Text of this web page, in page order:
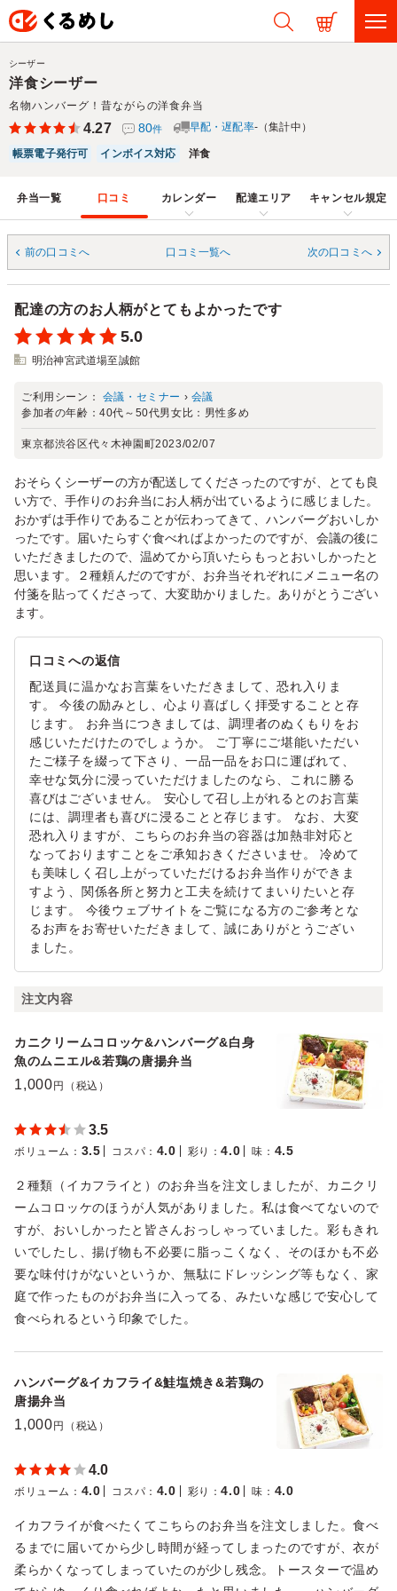
洋食シーザー
名物ハンバーグ！昔ながらの洋食弁当
シーザー
4.27 80件 早配・遅配率-（集計中）
帳票電子発行可 インボイス対応 洋食
弁当一覧 口コミ カレンダー 配達エリア キャンセル規定
前の口コミへ 口コミ一覧へ 次の口コミへ
配達の方のお人柄がとてもよかったです
5.0
明治神宮武道場至誠館
ご利用シーン： 会議・セミナー › 会議
参加者の年齢：40代～50代男女比： 男性多め
東京都渋谷区代々木神園町2023/02/07
おそらくシーザーの方が配送してくださったのですが、とても良
い方で、手作りのお弁当にお人柄が出ているように感じました。
おかずは手作りであることが伝わってきて、ハンバーグおいしか
ったです。届いたらすぐ食べればよかったのですが、会議の後に
いただきましたので、温めてから頂いたらもっとおいしかったと
思います。２種頼んだのですが、お弁当それぞれにメニュー名の
付箋を貼ってくださって、大変助かりました。ありがとうござい
ます。
口コミへの返信
配送員に温かなお言葉をいただきまして、恐れ入りま
す。 今後の励みとし、心より喜ばしく拝受することと存
じます。 お弁当につきましては、調理者のぬくもりをお
感じいただけたのでしょうか。 ご丁寧にご堪能いただい
たご様子を綴って下さり、一品一品をお口に運ばれて、
幸せな気分に浸っていただけましたのなら、これに勝る
喜びはございません。 安心して召し上がれるとのお言葉
には、調理者も喜びに浸ることと存じます。 なお、大変
恐れ入りますが、こちらのお弁当の容器は加熱非対応と
なっておりますことをご承知おきくださいませ。 冷めて
も美味しく召し上がっていただけるお弁当作りができま
すよう、関係各所と努力と工夫を続けてまいりたいと存
じます。 今後ウェブサイトをご覧になる方のご参考とな
るお声をお寄せいただきまして、誠にありがとうござい
ました。
注文内容
カニクリームコロッケ&ハンバーグ&白身
魚のムニエル&若鶏の唐揚弁当
1,000 円（税込）
3.5
ボリューム ： 3.5 コスパ ： 4.0 彩り ：4.0 味 ： 4.5
２種類（イカフライと）のお弁当を注文しましたが、カニクリ
ームコロッケのほうが人気がありました。私は食べてないので
すが、おいしかったと皆さんおっしゃっていました。彩もきれ
いでしたし、揚げ物も不必要に脂っこくなく、そのほかも不必
要な味付けがないというか、無駄にドレッシング等もなく、家
庭で作ったものがお弁当に入ってる、みたいな感じで安心して
食べられるという印象でした。
ハンバーグ&イカフライ&鮭塩焼き&若鶏の
唐揚弁当
1,000 円（税込）
4.0
ボリューム ： 4.0 コスパ ： 4.0 彩り ：4.0 味 ： 4.0
イカフライが食べたくてこちらのお弁当を注文しました。食べ
るまでに届いてから少し時間が経ってしまったのですが、衣が
柔らかくなってしまっていたのが少し残念。トースターで温め